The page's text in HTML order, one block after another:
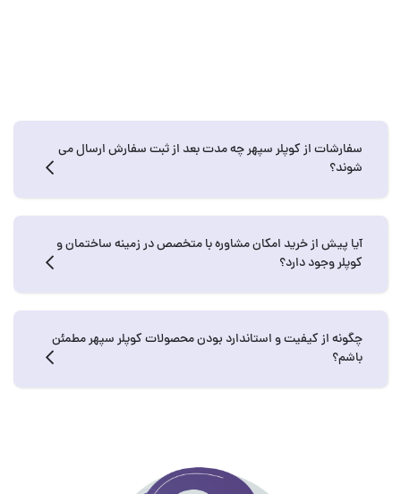
سفارشات از کوپلر سپهر چه مدت بعد از ثبت سفارش ارسال می
شوند؟
آیا پیش از خرید امکان مشاوره با متخصص در زمینه ساختمان و
کوپلر وجود دارد؟
چگونه از کیفیت و استاندارد بودن محصولات کوپلر سپهر مطمئن
باشم؟